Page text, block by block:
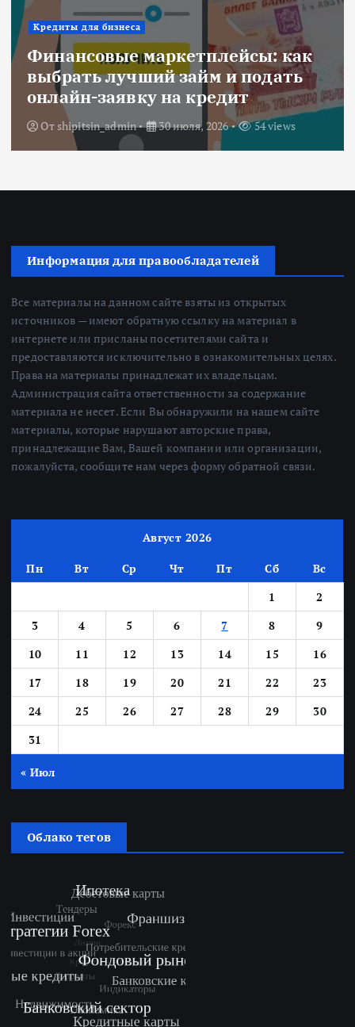
как
займ и подать
кредит
30 июля, 2026 54 views
Ипотека
Военная
объединяем
субсидии
ОтRedactor
Информация для правообладателей
Все материалы на данном сайте взяты из открытых
источников — имеют обратную ссылку на материал в
интернете или присланы посетителями сайта и
предоставляются исключительно в ознакомительных целях.
Права на материалы принадлежат их владельцам.
Администрация сайта ответственности за содержание
материала не несет. Если Вы обнаружили на нашем сайте
материалы, которые нарушают авторские права,
принадлежащие Вам, Вашей компании или организации,
пожалуйста, сообщите нам через форму обратной связи.
Август 2026
Пн Вт Ср Чт Пт Сб
Вс
1
2
3
4 5 6 7 8
9
10
11 12 13 14 15
16
17
18 19 20 21 22
23
24
25 26 27 28 29
30
31
« Июл
Облако тегов